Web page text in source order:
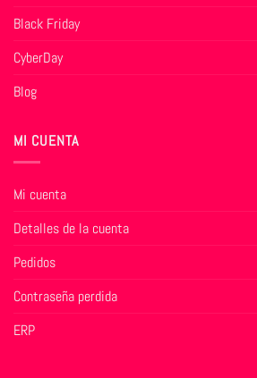
Black Friday
CyberDay
Blog
MI CUENTA
Mi cuenta
Detalles de la cuenta
Pedidos
Contraseña perdida
ERP